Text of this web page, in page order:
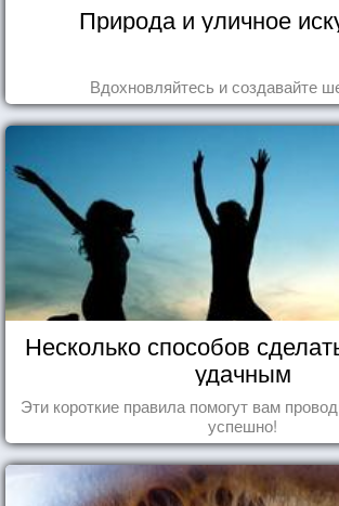
Природа и уличное
Вдохновляйтесь и создавайте
Несколько способов
удачным
Эти короткие правила помогут вам
успешно!